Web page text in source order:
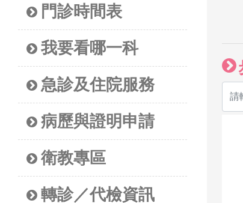
門診時間表
我要看哪一科
急診及住院服務
病歷與證明申請
衛教專區
轉診／代檢資訊